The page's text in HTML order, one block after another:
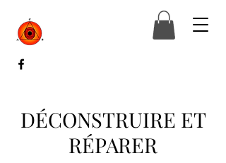
DÉCONSTRUIRE ET
RÉPARER